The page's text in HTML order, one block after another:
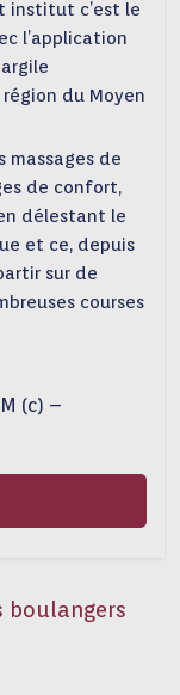
institut c’est le
l’application
du Moyen
massages de
de confort,
délestant le
et ce, depuis
sur de
courses
(c) –
boulangers